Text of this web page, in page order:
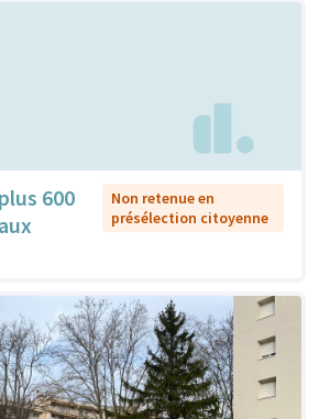
600
Non retenue en
présélection citoyenne